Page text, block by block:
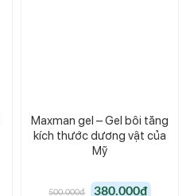
Maxman gel – Gel bôi tăng
kích thước dương vật của
Mỹ
500.000₫
Giá
380.000₫